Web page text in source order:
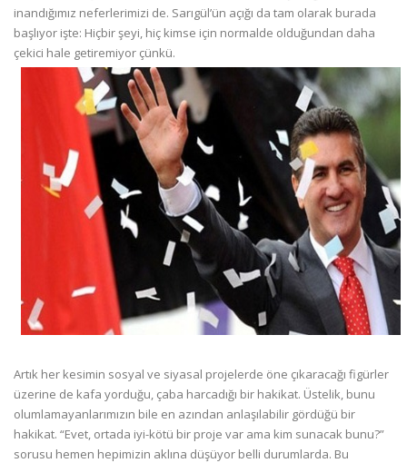
inandığımız neferlerimizi de. Sarıgül’ün açığı da tam olarak burada
başlıyor işte: Hiçbir şeyi, hiç kimse için normalde olduğundan daha
çekici hale getiremiyor çünkü.
Artık her kesimin sosyal ve siyasal projelerde öne çıkaracağı figürler
üzerine de kafa yorduğu, çaba harcadığı bir hakikat. Üstelik, bunu
olumlamayanlarımızın bile en azından anlaşılabilir gördüğü bir
hakikat. “Evet, ortada iyi-kötü bir proje var ama kim sunacak bunu?”
sorusu hemen hepimizin aklına düşüyor belli durumlarda. Bu